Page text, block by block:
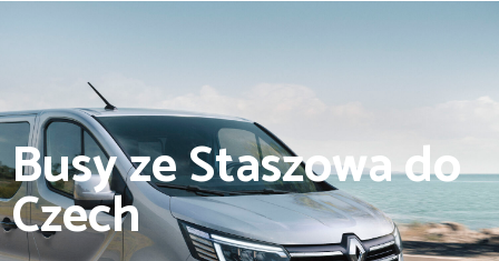
Busy ze Staszowa do
Czech